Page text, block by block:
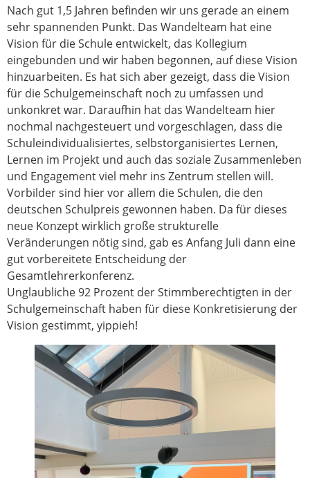
Nach gut 1,5 Jahren befinden wir uns gerade an einem
sehr spannenden Punkt. Das Wandelteam hat eine
Vision für die Schule entwickelt, das Kollegium
eingebunden und wir haben begonnen, auf diese Vision
hinzuarbeiten. Es hat sich aber gezeigt, dass die Vision
für die Schulgemeinschaft noch zu umfassen und
unkonkret war. Daraufhin hat das Wandelteam hier
nochmal nachgesteuert und vorgeschlagen, dass die
Schuleindividualisiertes, selbstorganisiertes Lernen,
Lernen im Projekt und auch das soziale Zusammenleben
und Engagement viel mehr ins Zentrum stellen will.
Vorbilder sind hier vor allem die Schulen, die den
deutschen Schulpreis gewonnen haben. Da für dieses
neue Konzept wirklich große strukturelle
Veränderungen nötig sind, gab es Anfang Juli dann eine
gut vorbereitete Entscheidung der
Gesamtlehrerkonferenz.
Unglaubliche 92 Prozent der Stimmberechtigten in der
Schulgemeinschaft haben für diese Konkretisierung der
Vision gestimmt, yippieh!